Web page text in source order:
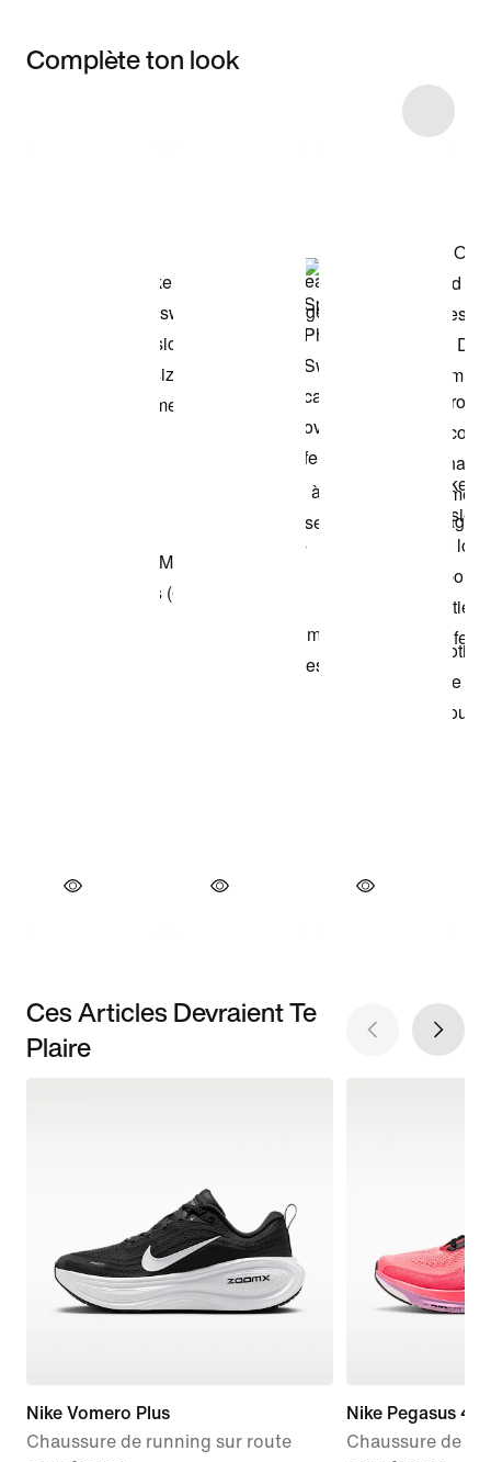
Complète ton look
Ces Articles Devraient Te
Plaire
Nike Vomero Plus
Chaussure de running sur route
Nike Pegasus 42
Chaussure de